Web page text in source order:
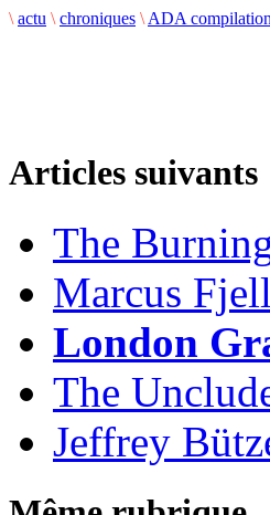
\ actu \ chroniques \ ADA
Articles suivants
The
Marcus
London
The
Jeffrey